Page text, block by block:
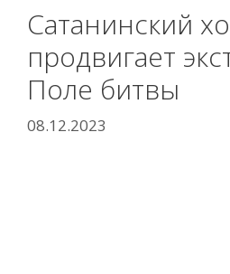
Сатанинский
продвигает
Поле битвы
08.12.2023